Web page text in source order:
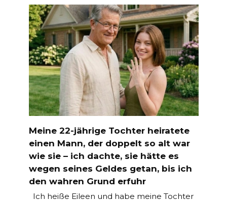
Meine 22-jährige Tochter heiratete
einen Mann, der doppelt so alt war
wie sie – ich dachte, sie hätte es
wegen seines Geldes getan, bis ich
den wahren Grund erfuhr
Ich heiße Eileen und habe meine Tochter